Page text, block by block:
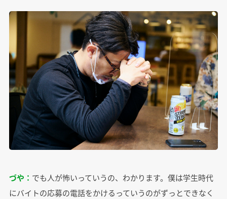
づや： でも人が怖いっていうの、わかります。僕は学生時代
にバイトの応募の電話をかけるっていうのがずっとできなく